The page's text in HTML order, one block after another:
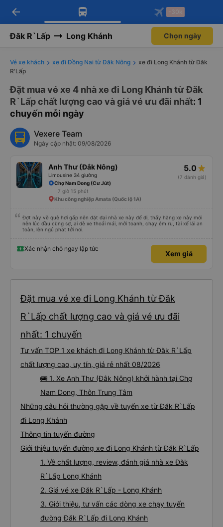
Tải app Vexere ngay!
Nhận ưu đãi thành viên độc
Mở app
Tải app Vexere
-30k/ghế khi đặt vé máy bay qua
Mở app
arrow_back -30k
Đăk R`Lấp Long Khánh Chọn ngày
Vé xe khách xe đi Đồng Nai từ Đăk Nông
xe đi Long Khánh từ Đăk
R'Lấp
Đặt mua vé xe 4 nhà xe đi Long Khánh từ Đăk
R`Lấp chất lượng cao và giá vé ưu đãi nhất: 1
chuyến mỗi ngày
Vexere Team
Ngày cập nhật: 09/08/2026
Anh Thư (Đắk Nông)
Limousine 34 giường
5.0
(7 đánh giá)
Chợ Nam Dong (Cư Jút)
7 giờ 15 phút
Khu công nghiệp Amata (Quốc lộ 1A)
Đợt này về quê hơi gấp nên đặt đại nhà xe này để đi, thấy hãng xe này mới
nên lúc đầu cũng sợ, ai dè xe thoải mái, mới toanh, chạy êm ru, tài xế lái an
toàn, lên ngủ phát tới nơi.
Xác nhận chỗ ngay lập tức
Xem giá
Đặt mua vé xe đi Long Khánh từ Đăk
R`Lấp chất lượng cao và giá vé ưu đãi
nhất: 1 chuyến
Tư vấn TOP 1 xe khách đi Long Khánh từ Đăk R`Lấp
chất lượng cao, uy tín, giá rẻ nhất 08/2026
🚌 1. Xe Anh Thư (Đắk Nông) khởi hành tại Chợ
Nam Dong, Thôn Trung Tâm
Những câu hỏi thường gặp về tuyến xe từ Đăk R`Lấp
đi Long Khánh
Thông tin tuyến đường
Giới thiệu tuyến đường xe đi Long Khánh từ Đăk R`Lấp
1. Về chất lượng, review, đánh giá nhà xe Đăk
R`Lấp Long Khánh
2. Giá vé xe Đăk R`Lấp - Long Khánh
3. Giới thiệu, tư vấn các dòng xe chạy tuyến
đường Đăk R`Lấp đi Long Khánh